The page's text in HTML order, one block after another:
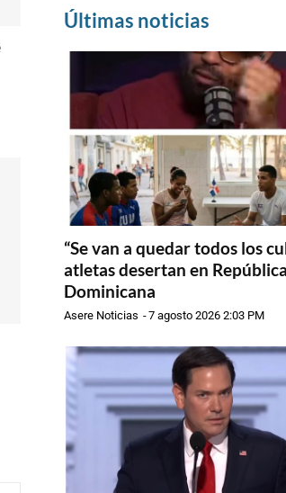
Últimas noticias
“Se van a quedar todos los
atletas desertan en República
Dominicana
Asere Noticias -7 agosto 2026 2:03 PM